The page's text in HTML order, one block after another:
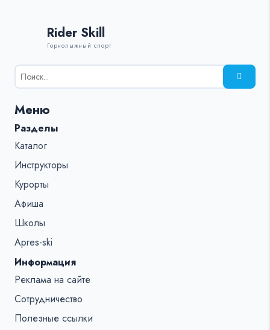
Rider Skill
Горнолыжный спорт
Результаты
поиска
%s:
Меню
Разделы
Каталог
Инструкторы
Курорты
Афиша
Школы
Apres-ski
Информация
Реклама на сайте
Сотрудничество
Полезные ссылки